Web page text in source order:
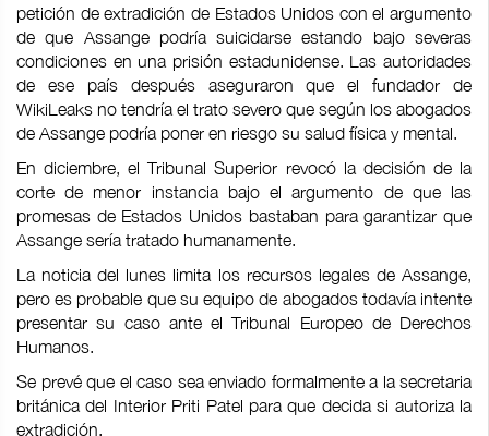
petición de extradición de Estados Unidos con el argumento
de que Assange podría suicidarse estando bajo severas
condiciones en una prisión estadunidense. Las autoridades
de ese país después aseguraron que el fundador de
WikiLeaks no tendría el trato severo que según los abogados
de Assange podría poner en riesgo su salud física y mental.
En diciembre, el Tribunal Superior revocó la decisión de la
corte de menor instancia bajo el argumento de que las
promesas de Estados Unidos bastaban para garantizar que
Assange sería tratado humanamente.
La noticia del lunes limita los recursos legales de Assange,
pero es probable que su equipo de abogados todavía intente
presentar su caso ante el Tribunal Europeo de Derechos
Humanos.
Se prevé que el caso sea enviado formalmente a la secretaria
británica del Interior Priti Patel para que decida si autoriza la
extradición.